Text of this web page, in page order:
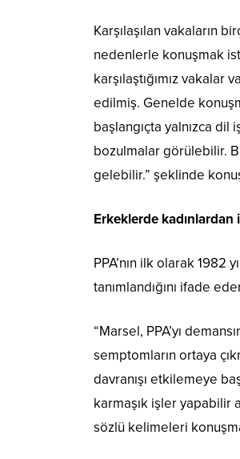
Karşılaşılan vakaların
nedenlerle konuşmak
karşılaştığımız
edilmiş. Genelde
başlangıçta yalnızca
bozulmalar görülebilir.
gelebilir.” şeklinde
Erkeklerde
PPA’nın ilk olarak 1982
tanımlandığını ifade
“Marsel, PPA’yı
semptomların ortaya
davranışı etkilemeye
karmaşık işler yapabilir
sözlü kelimeleri